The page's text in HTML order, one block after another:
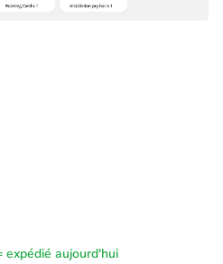
expédié aujourd'hui